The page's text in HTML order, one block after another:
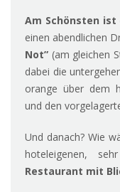
Am Schönsten ist
einen abendlichen
Not” (am gleichen
dabei die
orange über dem
und den
Und danach? Wie
hoteleigenen,
Restaurant mit